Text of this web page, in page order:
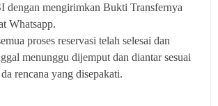
mengirimkan Bukti Transfernya
Whatsapp.
proses reservasi telah selesai dan
menunggu dijemput dan diantar sesuai
rencana yang disepakati.